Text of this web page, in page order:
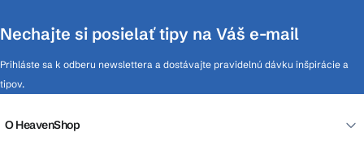
Nechajte si posielať tipy na Váš e-mail
Prihláste sa k odberu newslettera a dostávajte pravidelnú dávku inšpirácie a
tipov.
O HeavenShop